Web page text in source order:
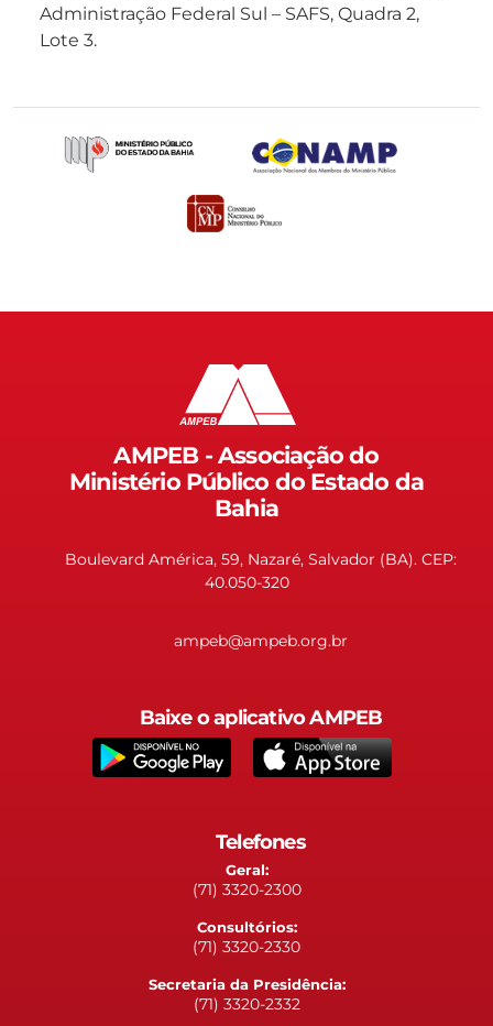
Administração Federal Sul – SAFS, Quadra 2,
Lote 3.
AMPEB - Associação do
Ministério Público do Estado da
Bahia
Boulevard América, 59, Nazaré, Salvador (BA). CEP:
40.050-320
ampeb@ampeb.org.br
Baixe o aplicativo AMPEB
Telefones
Geral:
(71) 3320-2300
Consultórios:
(71) 3320-2330
Secretaria da Presidência:
(71) 3320-2332